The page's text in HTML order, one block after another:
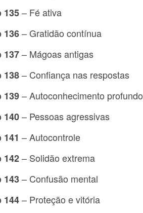
135– Fé ativa
136– Gratidão contínua
137– Mágoas antigas
138– Confiança nas respostas
139– Autoconhecimento profundo
140– Pessoas agressivas
141 – Autocontrole
142– Solidão extrema
143– Confusão mental
144– Proteção e vitória